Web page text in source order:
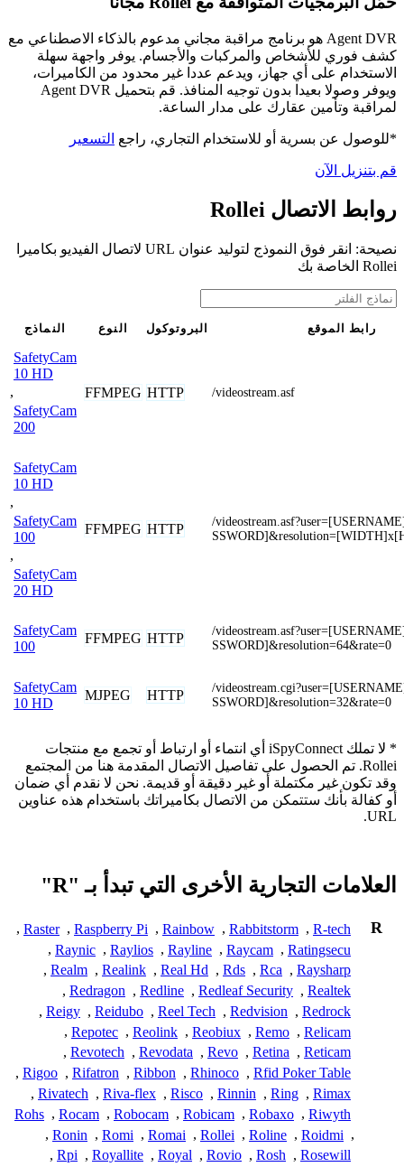
Agent DVR هو برنامج مراقبة مجاني مدعوم بالذكاء الاصطناعي مع
كشف فوري للأشخاص والمركبات والأجسام. يوفر واجهة سهلة
الاستخدام على أي جهاز، ويدعم عددا غير محدود من الكاميرات،
ويوفر وصولا بعيدا بدون توجيه المنافذ. قم بتحميل Agent DVR
لمراقبة وتأمين عقارك على مدار الساعة.
*للوصول عن بسرية أو للاستخدام التجاري، راجع التسعير
قم بتنزيل الآن
روابط الاتصال Rollei
نصيحة: انقر فوق النموذج لتوليد عنوان URL لاتصال الفيديو بكاميرا
Rollei الخاصة بك
النماذج النوع البروتوكول رابط الموقع
SafetyCam
10 HD
,
SafetyCam
200
FFMPEG HTTP /videostream.asf
SafetyCam
10 HD
,
SafetyCam
100
,
SafetyCam
20 HD
FFMPEG HTTP
/
SafetyCam
100
FFMPEG HTTP
/
SSWORD]&resolution=64&rate=0
SafetyCam
10 HD
MJPEG HTTP
/
SSWORD]&resolution=32&rate=0
* لا تملك iSpyConnect أي انتماء أو ارتباط أو تجمع مع منتجات
Rollei. تم الحصول على تفاصيل الاتصال المقدمة هنا من المجتمع
وقد تكون غير مكتملة أو غير دقيقة أو قديمة. نحن لا نقدم أي ضمان
أو كفالة بأنك ستتمكن من الاتصال بكاميراتك باستخدام هذه عناوين
URL.
العلامات التجارية الأخرى التي تبدأ بـ "R"
R
R-tech
,
Rabbitstorm
,
Rainbow
,
Raspberry Pi
,
Raster
,
Ratingsecu
,
Raycam
,
Rayline
,
Raylios
,
Raynic
,
Raysharp
,
Rca
,
Rds
,
Real Hd
,
Realink
,
Realm
,
Realtek
,
Redleaf Security
,
Redline
,
Redragon
,
Redrock
,
Redvision
,
Reel Tech
,
Reidubo
,
Reigy
,
Relicam
,
Remo
,
Reobiux
,
Reolink
,
Repotec
,
Reticam
,
Retina
,
Revo
,
Revodata
,
Revotech
,
Rfid Poker Table
,
Rhinoco
,
Ribbon
,
Rifatron
,
Rigoo
,
Rimax
,
Ring
,
Rinnin
,
Risco
,
Riva-flex
,
Rivatech
,
Riwyth
,
Robaxo
,
Robicam
,
Robocam
,
Rocam
,
Rohs
,
Roidmi
,
Roline
,
Rollei
,
Romai
,
Romi
,
Ronin
,
Rosewill
,
Rosh
,
Rovio
,
Royal
,
Royallite
,
Rpi
,